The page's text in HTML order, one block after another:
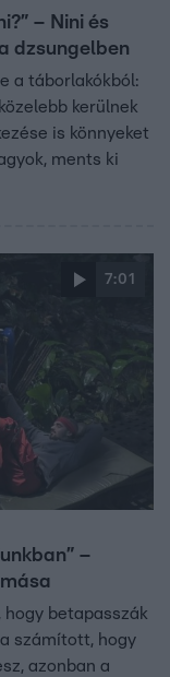
– Nini és
dzsungelben
a táborlakókból:
kerülnek
is könnyeket
ments ki
7:01
–
betapasszák
számított, hogy
azonban a